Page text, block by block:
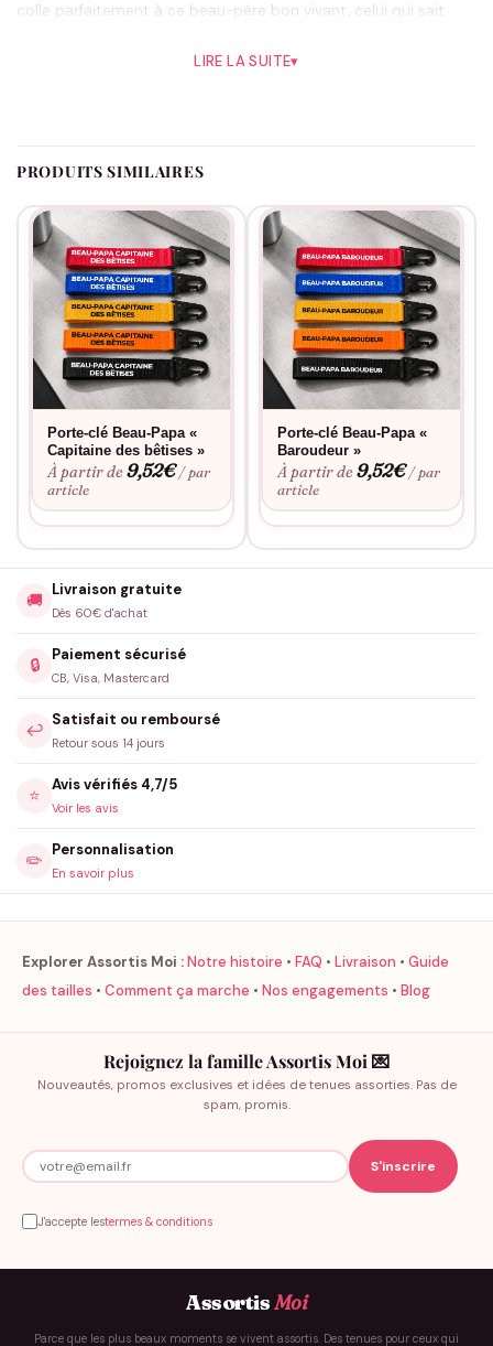
colle parfaitement à ce beau-père bon vivant, celui qui sait
Côté teinte, l’orange a ce petit air de soleil couchant qui colle à
idées pour les beaux-papas. Santé.
LIRE LA SUITE▾
PRODUITS SIMILAIRES
Porte-clé Beau-Papa «
Capitaine des bêtises »
À partir de9,52€ / par
article
Porte-clé Beau-Papa «
Baroudeur »
À partir de9,52€ / par
article
🚚
Livraison gratuite
Dès 60€ d'achat
🔒
Paiement sécurisé
CB, Visa, Mastercard
↩️
Satisfait ou remboursé
Retour sous 14 jours
⭐
Avis vérifiés 4,7/5
Voir les avis
✏️
Personnalisation
En savoir plus
Explorer Assortis Moi :Notre histoire • FAQ • Livraison • Guide
des tailles • Comment ça marche • Nos engagements • Blog
Rejoignez la famille Assortis Moi 💌
Nouveautés, promos exclusives et idées de tenues assorties. Pas de
spam, promis.
J'accepte lestermes & conditions
AssortisMoi
Parce que les plus beaux moments se vivent assortis. Des tenues pour ceux qui